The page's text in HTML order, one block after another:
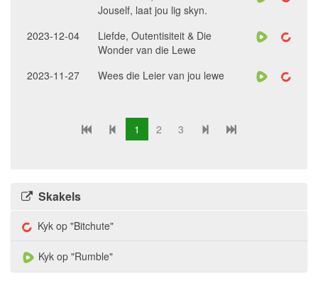
Jouself, laat jou lig skyn.
2023-12-04
Liefde, Outentisiteit & Die
Wonder van die Lewe
2023-11-27
Wees die Leier van jou lewe
1 2 3
Skakels
Kyk op "Bitchute"
Kyk op "Rumble"